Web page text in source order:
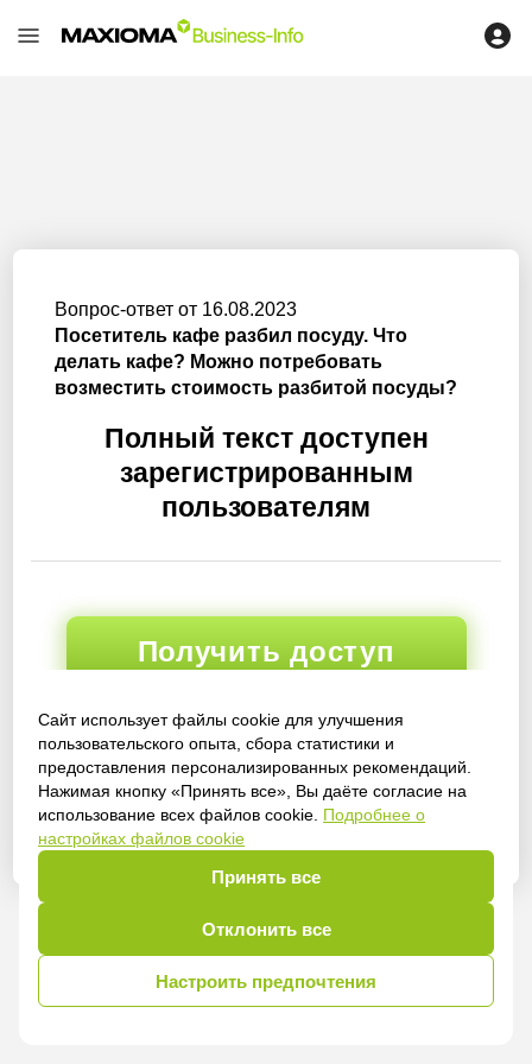
Сайт использует файлы cookie для улучшения
пользовательского опыта, сбора статистики и
предоставления персонализированных рекомендаций.
Нажимая кнопку «Принять все», Вы даёте согласие на
использование всех файлов cookie. Подробнее о
настройках файлов cookie
Принять все
Отклонить все
Настроить предпочтения
Вопрос-ответ от 16.08.2023
Посетитель кафе разбил посуду. Что
делать кафе? Можно потребовать
возместить стоимость разбитой посуды?
Полный текст доступен
зарегистрированным
пользователям
Получить доступ
Войти